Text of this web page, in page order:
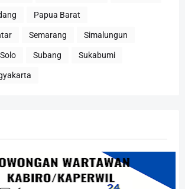
Papua Barat
Semarang Simalungun
Solo Subang Sukabumi